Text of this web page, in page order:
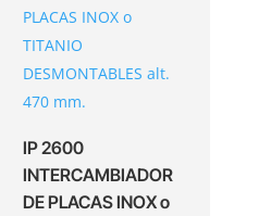
IP 2600
INTERCAMBIADOR
DE PLACAS INOX o